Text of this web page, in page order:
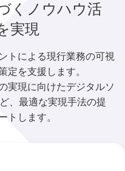
くノウハウ活
実現
トによる現行業務の可視
定を支援します。
実現に向けたデジタルソ
、最適な実現手法の提
トします。